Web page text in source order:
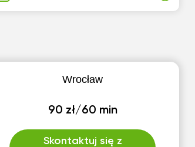
Wrocław
90 zł/60 min
Skontaktuj się z